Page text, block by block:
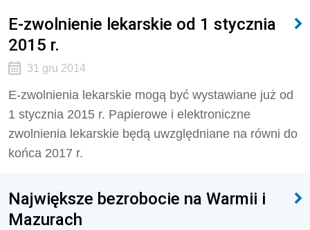
E-zwolnienie lekarskie od 1 stycznia
2015 r.
31 gru 2014
E-zwolnienia lekarskie mogą być wystawiane już od
1 stycznia 2015 r. Papierowe i elektroniczne
zwolnienia lekarskie będą uwzględniane na równi do
końca 2017 r.
Największe bezrobocie na Warmii i
Mazurach